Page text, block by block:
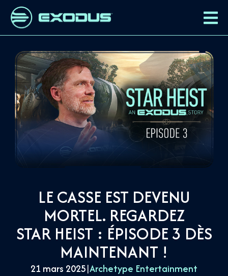
LE CASSE EST DEVENU
MORTEL. REGARDEZ
STAR HEIST : ÉPISODE 3 DÈS
MAINTENANT !
21 mars 2025|Archetype Entertainment